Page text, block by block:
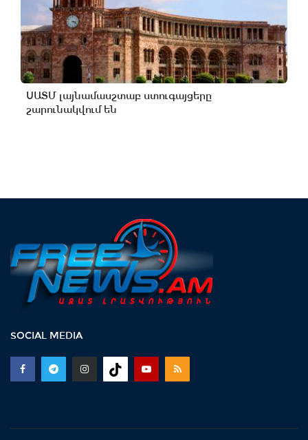
ՍԱՏՄ լայնամասշտաբ ստուգայցերը
շարունակվում են
SOCIAL MEDIA